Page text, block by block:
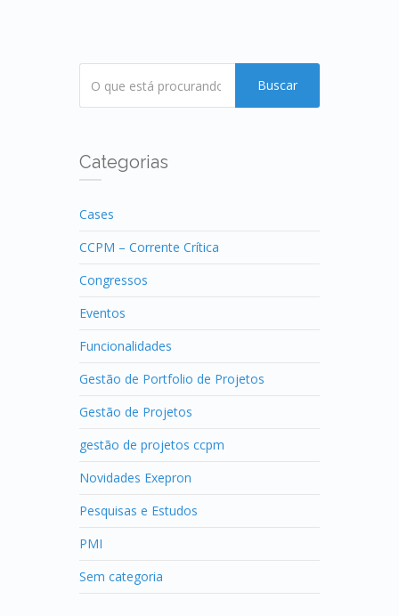
Buscar
Categorias
Cases
CCPM – Corrente Crítica
Congressos
Eventos
Funcionalidades
Gestão de Portfolio de Projetos
Gestão de Projetos
gestão de projetos ccpm
Novidades Exepron
Pesquisas e Estudos
PMI
Sem categoria